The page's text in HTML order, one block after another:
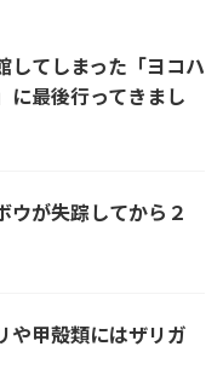
してしまった「ヨコハ
に最後行ってきまし
ウが失踪してから２
や甲殻類にはザリガ